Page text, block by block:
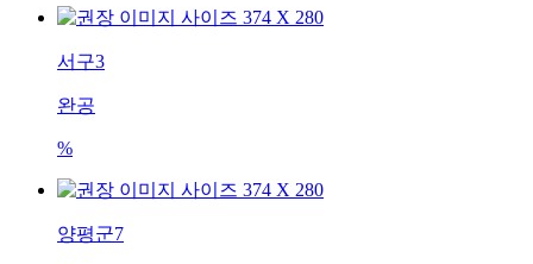
서구3
완공
%
양평군7